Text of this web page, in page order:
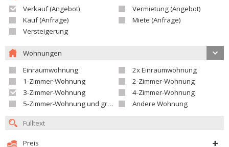
Verkauf (Angebot)
Vermietung (Angebot)
Kauf (Anfrage)
Miete (Anfrage)
Versteigerung
Wohnungen
Einraumwohnung
2x Einraumwohnung
1-Zimmer-Wohnung
2-Zimmer-Wohnung
3-Zimmer-Wohnung
4-Zimmer-Wohnung
5-Zimmer-Wohnung und größer
Andere Wohnung
Preis